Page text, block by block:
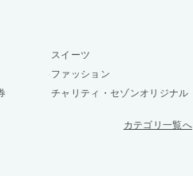
スイーツ
ファッション
チャリティ・セゾンオリジナル
カテゴリ一覧へ